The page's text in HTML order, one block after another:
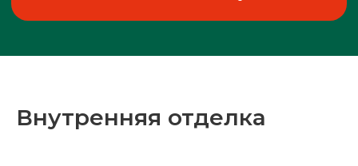
Внутренняя отделка